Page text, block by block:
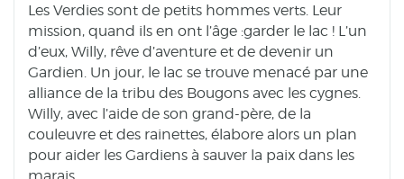
Les Verdies sont de petits hommes verts. Leur
mission, quand ils en ont l’âge :garder le lac ! L’un
d’eux, Willy, rêve d’aventure et de devenir un
Gardien. Un jour, le lac se trouve menacé par une
alliance de la tribu des Bougons avec les cygnes.
Willy, avec l’aide de son grand-père, de la
couleuvre et des rainettes, élabore alors un plan
pour aider les Gardiens à sauver la paix dans les